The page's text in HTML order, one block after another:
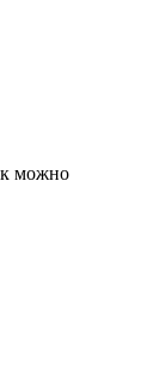
можно